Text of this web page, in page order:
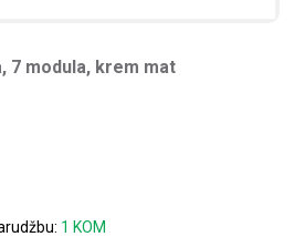
7 modula, krem mat
1 KOM